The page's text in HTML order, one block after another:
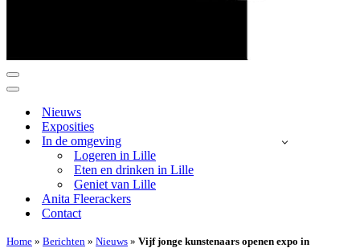
Navigatie
Menu
Navigatie
Nieuws
Exposities
In de omgeving
Logeren in Lille
Eten en drinken in Lille
Geniet van Lille
Anita Fleerackers
Contact
Home » Berichten » Nieuws » Vijf jonge kunstenaars openen expo in